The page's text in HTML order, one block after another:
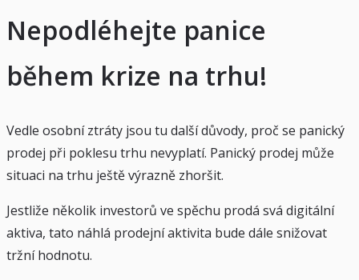
Nepodléhejte panice
během krize na trhu!
Vedle osobní ztráty jsou tu další důvody, proč se panický
prodej při poklesu trhu nevyplatí. Panický prodej může
situaci na trhu ještě výrazně zhoršit.
Jestliže několik investorů ve spěchu prodá svá digitální
aktiva, tato náhlá prodejní aktivita bude dále snižovat
tržní hodnotu.